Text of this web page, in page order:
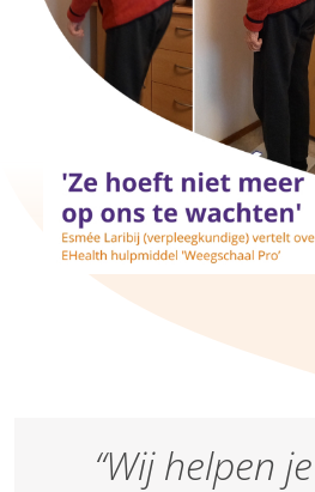
“Wij helpen je